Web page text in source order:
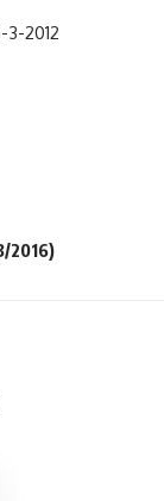
2012